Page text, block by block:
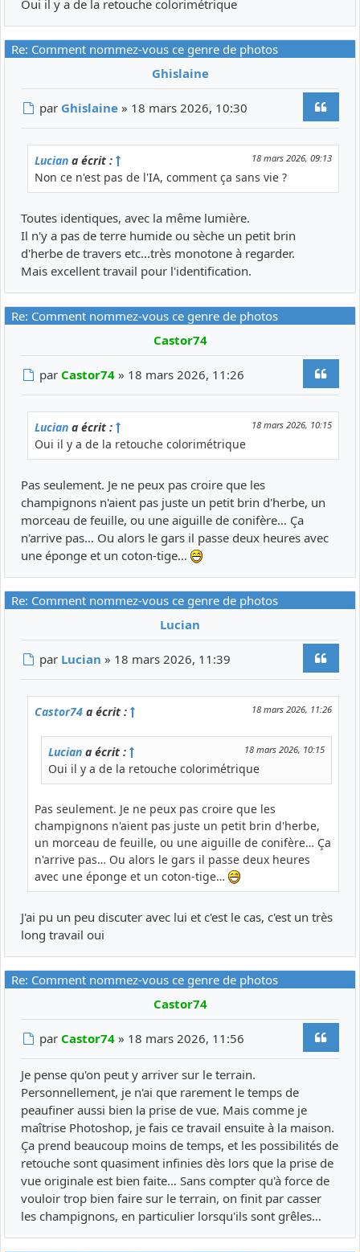
Oui il y a de la retouche colorimétrique
Re: Comment nommez-vous ce genre de photos
Ghislaine
Message
par Ghislaine » 18 mars 2026, 10:30
18 mars 2026, 09:13
Lucian a écrit :
Non ce n'est pas de l'IA, comment ça sans vie ?
Toutes identiques, avec la même lumière.
Il n'y a pas de terre humide ou sèche un petit brin
d'herbe de travers etc...très monotone à regarder.
Mais excellent travail pour l'identification.
Re: Comment nommez-vous ce genre de photos
Castor74
Message
par Castor74 » 18 mars 2026, 11:26
18 mars 2026, 10:15
Lucian a écrit :
Oui il y a de la retouche colorimétrique
Pas seulement. Je ne peux pas croire que les
champignons n'aient pas juste un petit brin d'herbe, un
morceau de feuille, ou une aiguille de conifère… Ça
n'arrive pas… Ou alors le gars il passe deux heures avec
une éponge et un coton-tige…
Re: Comment nommez-vous ce genre de photos
Lucian
Message
par Lucian » 18 mars 2026, 11:39
18 mars 2026, 11:26
Castor74 a écrit :
18 mars 2026, 10:15
Lucian a écrit :
Oui il y a de la retouche colorimétrique
Pas seulement. Je ne peux pas croire que les
champignons n'aient pas juste un petit brin d'herbe,
un morceau de feuille, ou une aiguille de conifère… Ça
n'arrive pas… Ou alors le gars il passe deux heures
avec une éponge et un coton-tige…
J'ai pu un peu discuter avec lui et c'est le cas, c'est un très
long travail oui
Re: Comment nommez-vous ce genre de photos
Castor74
Message
par Castor74 » 18 mars 2026, 11:56
Je pense qu'on peut y arriver sur le terrain.
Personnellement, je n'ai que rarement le temps de
peaufiner aussi bien la prise de vue. Mais comme je
maîtrise Photoshop, je fais ce travail ensuite à la maison.
Ça prend beaucoup moins de temps, et les possibilités de
retouche sont quasiment infinies dès lors que la prise de
vue originale est bien faite… Sans compter qu'à force de
vouloir trop bien faire sur le terrain, on finit par casser
les champignons, en particulier lorsqu'ils sont grêles…